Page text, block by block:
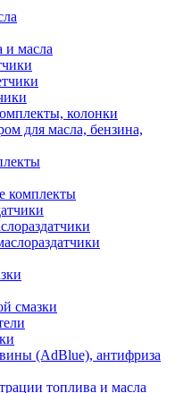
и масла
колонки
для масла, бензина,
комплекты
смазки
(AdBlue), антифриза
топлива и масла